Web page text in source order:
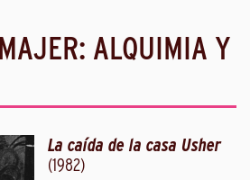
ALQUIMIA Y
La caída de la casa Usher
(1982)